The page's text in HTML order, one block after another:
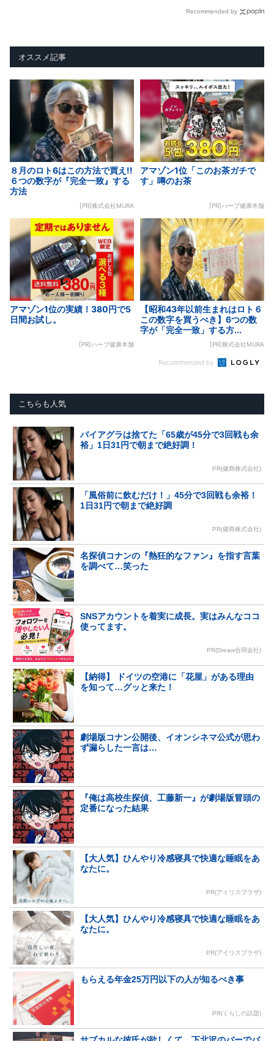
Recommended by
オススメ記事
８月のロト6はこの方法で買え!!
６つの数字が『完全一致』する
方法
[PR]株式会社MURA
アマゾン1位「このお茶ガチで
す」噂のお茶
[PR]ハーブ健康本舗
アマゾン1位の実績！380円で5
日間お試し。
[PR]ハーブ健康本舗
【昭和43年以前生まれはロト６
この数字を買うべき】6つの数
字が「完全一致」する方...
[PR]株式会社MURA
Recommended by
こちらも人気
バイアグラは捨てた「65歳が45分で3回戦も余
裕」1日31円で朝まで絶好調！
PR(健商株式会社)
「風俗前に飲むだけ！」45分で3回戦も余裕！
1日31円で朝まで絶好調
PR(健商株式会社)
名探偵コナンの『熱狂的なファン』を指す言葉
を調べて…笑った
SNSアカウントを着実に成長。実はみんなココ
使ってます。
PR(Dreaw合同会社)
【納得】 ドイツの空港に「花屋」がある理由
を知って…グッと来た！
劇場版コナン公開後、イオンシネマ公式が思わ
ず漏らした一言は…
『俺は高校生探偵、工藤新一』が劇場版冒頭の
定番になった結果
【大人気】ひんやり冷感寝具で快適な睡眠をあ
なたに。
PR(アイリスプラザ)
【大人気】ひんやり冷感寝具で快適な睡眠をあ
なたに。
PR(アイリスプラザ)
もらえる年金25万円以下の人が知るべき事
PR(くらしの話題)